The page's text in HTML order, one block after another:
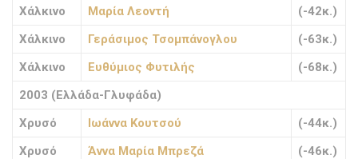
Χάλκινο
Μαρία Λεοντή
(-42κ.)
Χάλκινο
Γεράσιμος Τσομπάνογλου
(-63κ.)
Χάλκινο
Ευθύμιος Φυτιλής
(-68κ.)
2003 (Ελλάδα-Γλυφάδα)
Χρυσό
Ιωάννα Κουτσού
(-44κ.)
Χρυσό
Άννα Μαρία Μπρεζά
(-46κ.)